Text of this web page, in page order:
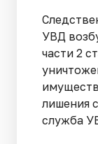
УВД
части 2
лишения
служба